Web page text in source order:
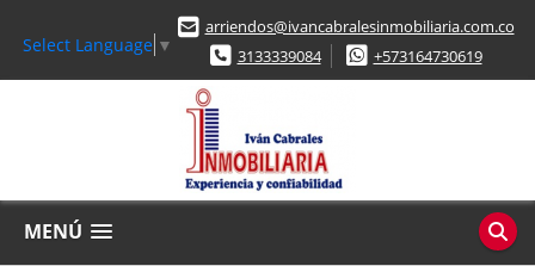
Select Language ▼
arriendos@ivancabralesinmobiliaria.com.co
3133339084
+573164730619
MENÚ